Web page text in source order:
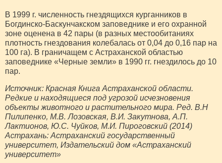
В 1999 г. численность гнездящихся курганников в
Богдинско-Баскунчакском заповеднике и его охранной
зоне оценена в 42 пары (в разных местообитаниях
плотность гнездования колебалась от 0,04 до 0,16 пар на
100 га). В граничащем с Астраханской областью
заповеднике «Черные земли» в 1990 гг. гнездилось до 10
пар.
Источник: Красная Книга Астраханской области.
Редкие и находящиеся под угрозой исчезновения
объекты животного и растительного мира. Ред. В.Н
Пилипенко, М.В. Лозовская, В.И. Закутнова, А.П.
Лактионов, Ю.С. Чуйков, М.И. Пироговский (2014)
Астрахань: Астраханский государственный
университет, Издательский дом «Астраханский
университет»